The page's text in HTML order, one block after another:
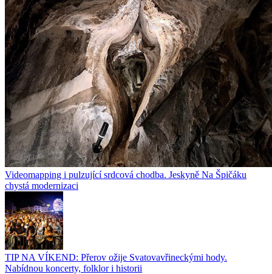
Videomapping i pulzující srdcová chodba. Jeskyně Na Špičáku
chystá modernizaci
TIP NA VÍKEND: Přerov ožije Svatovavřineckými hody.
Nabídnou koncerty, folklor i historii